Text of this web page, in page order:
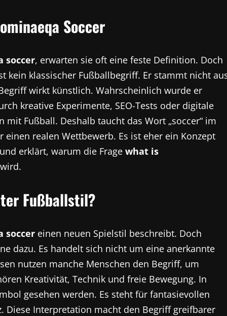
Soccer
soccer, erwarten sie oft eine feste Definition. Doch
kein klassischer Fußballbegriff. Er stammt nicht
wirkt künstlich. Wahrscheinlich wurde er
kreative Experimente, SEO-Tests oder digitale
Fußball. Deshalb taucht das Wort „soccer“ im
realen Wettbewerb. Es ist eher ein Konzept
erklärt, warum die Frage what is
Fußballstil?
soccer einen neuen Spielstil beschreibt. Doch
dazu. Es handelt sich nicht um eine anerkannte
nutzen manche Menschen den Begriff, um
Kreativität, Technik und freie Bewegung. In
gesehen werden. Es steht für fantasievollen
Diese Interpretation macht den Begriff greifbarer